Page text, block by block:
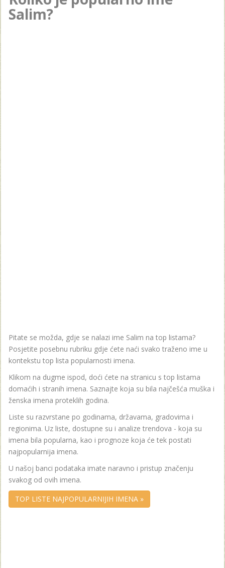
Salim?
Pitate se možda, gdje se nalazi ime Salim na top listama?
Posjetite posebnu rubriku gdje ćete naći svako traženo ime u
kontekstu top lista popularnosti imena.
Klikom na dugme ispod, doći ćete na stranicu s top listama
domaćih i stranih imena. Saznajte koja su bila najčešća muška i
ženska imena proteklih godina.
Liste su razvrstane po godinama, državama, gradovima i
regionima. Uz liste, dostupne su i analize trendova - koja su
imena bila popularna, kao i prognoze koja će tek postati
najpopularnija imena.
U našoj banci podataka imate naravno i pristup značenju
svakog od ovih imena.
TOP LISTE NAJPOPULARNIJIH IMENA »